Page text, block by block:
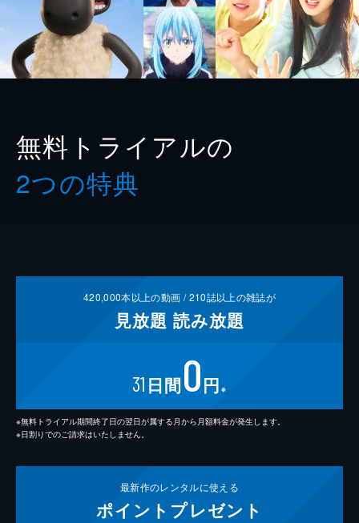
無料トライアルの
2つの特典
420,000本以上の動画 /210誌以上の雑誌が
見放題 読み放題
31 日間0円 ※
※無料トライアル期間終了日の翌日が属する月から月額料金が発生します。
※日割りでのご請求はいたしません。
最新作のレンタルに使える
ポイント プレゼント